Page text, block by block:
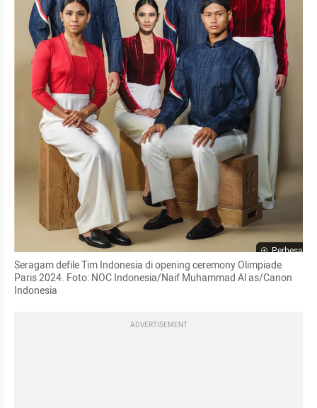
Perbesar
Seragam defile Tim Indonesia di opening ceremony Olimpiade
Paris 2024. Foto: NOC Indonesia/Naif Muhammad Al as/Canon
Indonesia
ADVERTISEMENT